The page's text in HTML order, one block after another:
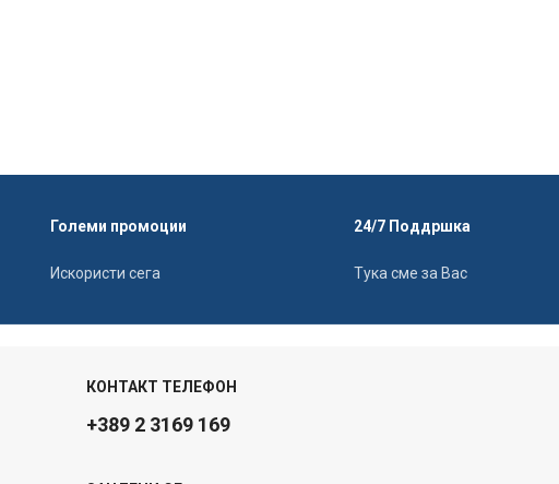
Големи промоции
Искористи сега
24/7 Поддршка
Тука сме за Вас
КОНТАКТ ТЕЛЕФОН
+389 2 3169 169